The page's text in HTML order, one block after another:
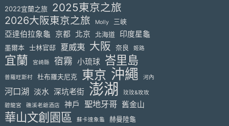
2022宜蘭之旅 2025東京之旅
2026大阪東京之旅 Molly 三峽
亞達伯拉象龜 京都 北京 北海道 印度星龜
墨爾本 士林官邸 夏威夷 大阪 奈良 姬路
宜蘭 宮崎縣 宿霧 小琉球 峇里島
普羅旺斯村 杜布羅夫尼克 東京 沖繩 河內
河口湖 淡水 深坑老街 澎湖
玟玟&玫玫
碧龍宮
礁溪老爺酒店 神戶 聖地牙哥 舊金山
華山文創園區 蘇卡達象龜 赫曼陸龜